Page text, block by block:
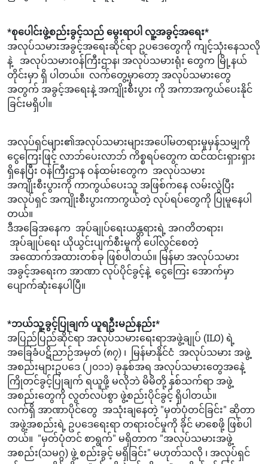
*စုပေါင်းဖွဲ့စည်းခွင့်သည် မွေးရာပါ လူ့အခွင့်အရေး*
အလုပ်သမားအခွင့်အရေးဆိုင်ရာ ဥပဒေတွေကို ကျင့်သုံးနေသလို
နဲ့ အလုပ်သမားဝန်ကြီးဌာန၊ အလုပ်သမားရုံး တွေက မြို့နယ်
တိုင်းမှာ ရှိ ပါတယ်။ လက်တွေ့မှာတော့ အလုပ်သမားတွေ
အတွက် အခွင့်အရေးနဲ့ အကျိုးစီးပွား ကို အကာအကွယ်ပေးနိုင်
ခြင်းမရှိပါ။
အလုပ်ရှင်များ၏အလုပ်သမားများအပေါ်မတရားမှုမှန်သမျှကို
ငွေကြေးဖြင့် လာဘ်ပေးလာဘ် ကိစ္စရပ်တွေက ထင်ထင်းရှားရှား
ရှိနေပြီး ဝန်ကြီးဌာန ဝန်ထမ်းတွေက အလုပ်သမား
အကျိုးစီးပွားကို ကာကွယ်ပေးသူ အဖြစ်ကနေ လမ်းလွဲပြီး
အလုပ်ရှင် အကျိုးစီးပွားကာကွယ်တဲ့ လုပ်ရပ်တွေကို ပြုမူနေပါ
တယ်။
ဒီအခြေအနေက အုပ်ချုပ်ရေးယန္တရားရဲ့ အဂတိတရား၊
အုပ်ချုပ်ရေး ယိုယွင်းပျက်စီးမှုကို ပေါ်လွင်စေတဲ့
အထောက်အထားတစ်ခု ဖြစ်ပါတယ်။ မြန်မာ အလုပ်သမား
အခွင့်အရေးက အာဏာ လုပ်ပိုင်ခွင့်နဲ့ ငွေကြေး အောက်မှာ
ပျောက်ဆုံးနေပါပြီ။
*ဘယ်သူ့ခွင့်ပြုချက် ယူရဦးမည်နည်း*
အပြည်ပြည်ဆိုင်ရာ အလုပ်သမားရေးရာအဖွဲ့ချုပ် (ILO) ရဲ့
အခြေခံပဋိညာဉ်အမှတ် (၈၇) ၊ မြန်မာနိုင်ငံ အလုပ်သမား အဖွဲ့
အစည်းများဥပဒေ (၂၀၁၁) ခုနှစ်အရ အလုပ်သမားတွေအနေဲ့
ကြိုတင်ခွင့်ပြုချက် ရယူဖို့ မလိုဘဲ မိမိတို့ နှစ်သက်ရာ အဖွဲ့
အစည်းတွေကို လွတ်လပ်စွာ ဖွဲ့စည်းပိုင်ခွင့် ရှိပါတယ်။
လက်ရှိ အာဏာပိုင်တွေ အသုံးချနေတဲ့ "မှတ်ပုံတင်ခြင်း" ဆိုတာ
အဖွဲ့အစည်းရဲ့ ဥပဒေရေးရာ တရားဝင်မှုကို ခိုင် မာစေဖို့ ဖြစ်ပါ
တယ်။ "မှတ်ပုံတင် စာရွက်" မရှိတာက "အလုပ်သမားအဖွဲ့
အစည်း(သမဂ္ဂ) ဖွဲ့ စည်းခွင့် မရှိခြင်း" မဟုတ်သလို ၊ အလုပ်ရှင်